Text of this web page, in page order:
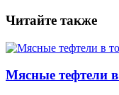
Читайте также
Мясные тефтели в